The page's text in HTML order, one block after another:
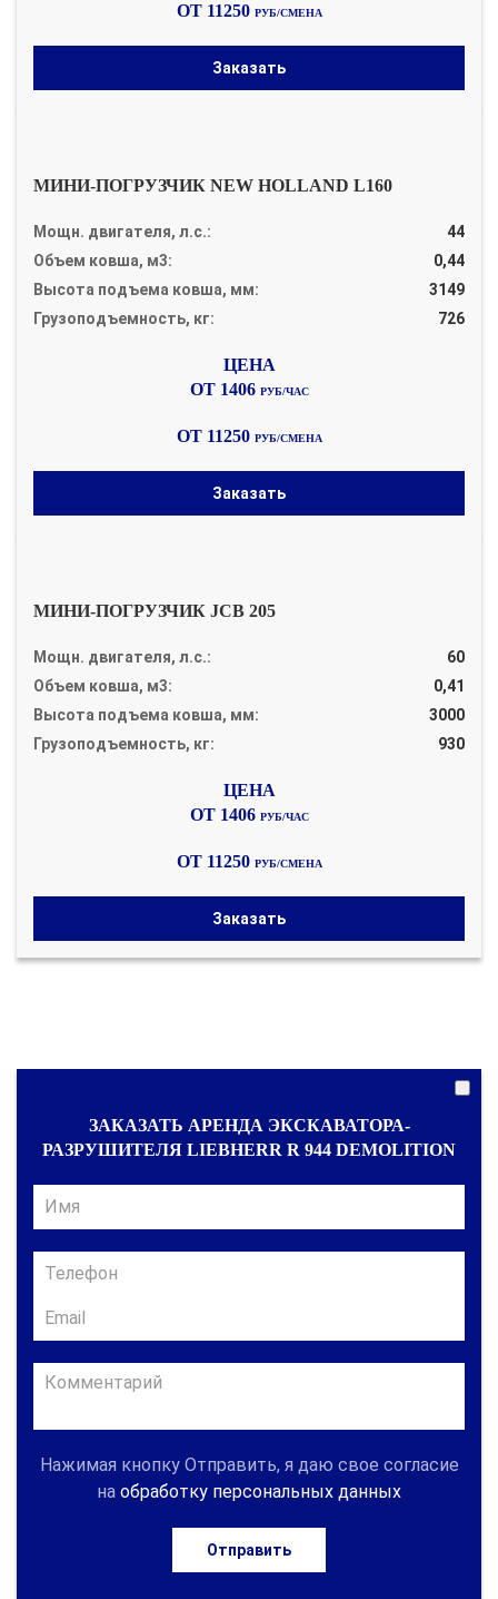
ОТ 11250 РУБ/СМЕНА
Заказать
МИНИ-ПОГРУЗЧИК NEW HOLLAND L160
Мощн. двигателя, л.с.:
44
Объем ковша, м3:
0,44
Высота подъема ковша, мм:
3149
Грузоподъемность, кг:
726
ОТ 1406 РУБ/ЧАС
ОТ 11250 РУБ/СМЕНА
Заказать
МИНИ-ПОГРУЗЧИК JCB 205
Мощн. двигателя, л.с.:
60
Объем ковша, м3:
0,41
Высота подъема ковша, мм:
3000
Грузоподъемность, кг:
930
ОТ 1406 РУБ/ЧАС
ОТ 11250 РУБ/СМЕНА
Заказать
ЗАКАЗАТЬ АРЕНДА ЭКСКАВАТОРА-
РАЗРУШИТЕЛЯ LIEBHERR R 944 DEMOLITION
Нажимая кнопку Отправить, я даю свое согласие
на обработку персональных данных
Отправить